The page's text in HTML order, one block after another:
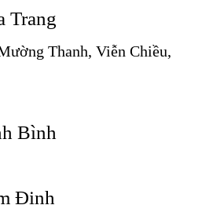
Trang
Thanh, Viễn Chiều,
Bình
Định